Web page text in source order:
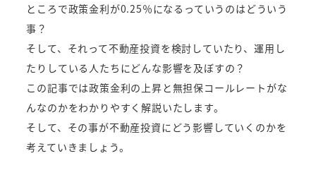
ところで政策金利が0.25％になるっていうのはどういう
事？
そして、それって不動産投資を検討していたり、運用し
たりしている人たちにどんな影響を及ぼすの？
この記事では政策金利の上昇と無担保コールレートがな
んなのかをわかりやすく解説いたします。
そして、その事が不動産投資にどう影響していくのかを
考えていきましょう。